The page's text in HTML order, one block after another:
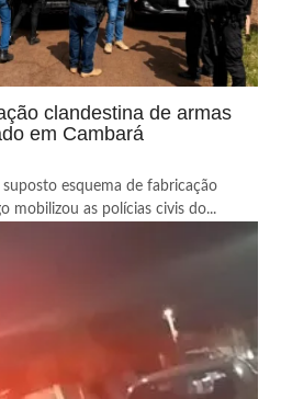
clandestina de armas
em Cambará
esquema de fabricação
mobilizou as polícias civis do...